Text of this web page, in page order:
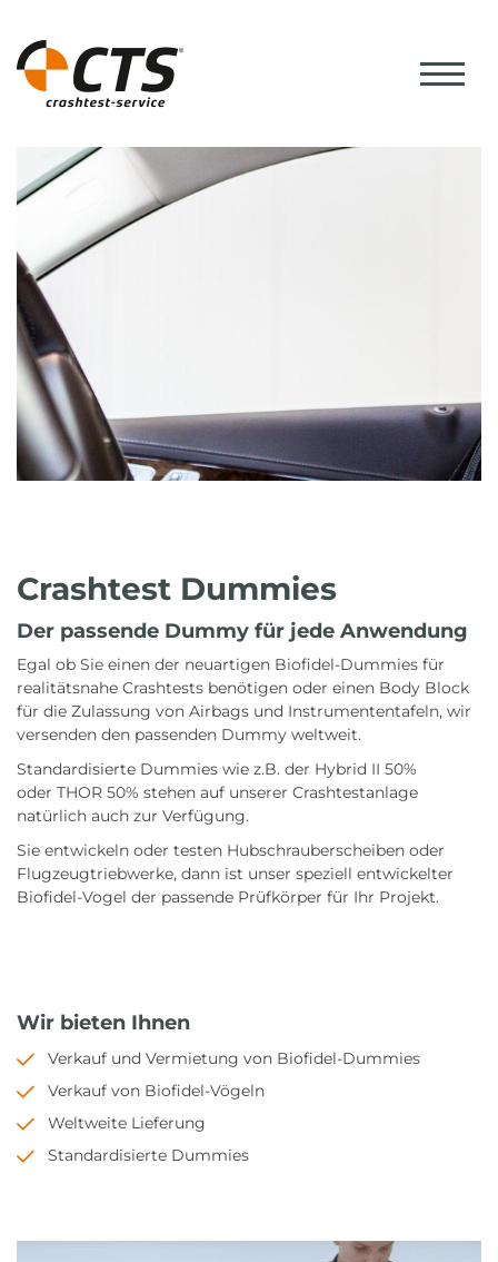
Crashtest Dummies
Der passende Dummy für jede Anwendung
Egal ob Sie einen der neuartigen Biofidel-Dummies für
realitätsnahe Crashtests benötigen oder einen Body Block
für die Zulassung von Airbags und Instrumententafeln, wir
versenden den passenden Dummy weltweit.
Standardisierte Dummies wie z.B. der Hybrid II 50%
oder THOR 50% stehen auf unserer Crashtestanlage
natürlich auch zur Verfügung.
Sie entwickeln oder testen Hubschrauberscheiben oder
Flugzeugtriebwerke, dann ist unser speziell entwickelter
Biofidel-Vogel der passende Prüfkörper für Ihr Projekt.
Wir bieten Ihnen
Verkauf und Vermietung von Biofidel-Dummies
Verkauf von Biofidel-Vögeln
Weltweite Lieferung
Standardisierte Dummies